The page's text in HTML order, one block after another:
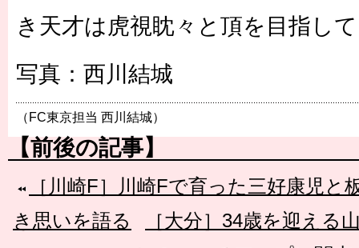
き天才は虎視眈々と頂を目指し
写真：西川結城
（FC東京担当 西川結城）
【前後の記事】
［川崎F］川崎Fで育った三好康児と
き思いを語る
［大分］34歳を迎える